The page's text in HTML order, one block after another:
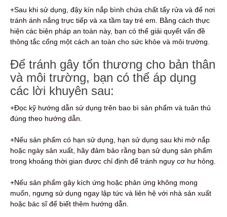
+Sau khi sử dụng, đậy kín nắp bình chứa chất tẩy rửa và để nơi
tránh ánh nắng trực tiếp và xa tầm tay trẻ em. Bằng cách thực
hiện các biện pháp an toàn này, bạn có thể giải quyết vấn đề
thông tắc cống một cách an toàn cho sức khỏe và môi trường.
Để tránh gây tổn thương cho bản thân
và môi trường, bạn có thể áp dụng
các lời khuyên sau:
+Đọc kỹ hướng dẫn sử dụng trên bao bì sản phẩm và tuân thủ
đúng theo hướng dẫn.
+Nếu sản phẩm có hạn sử dụng, hạn sử dụng sau khi mở nắp
hoặc ngày sản xuất, hãy đảm bảo rằng bạn sử dụng sản phẩm
trong khoảng thời gian được chỉ định để tránh nguy cơ hư hỏng.
+Nếu sản phẩm gây kích ứng hoặc phản ứng không mong
muốn, ngưng sử dụng ngay lập tức và liên hệ với nhà sản xuất
hoặc bác sĩ để biết thêm hướng dẫn.